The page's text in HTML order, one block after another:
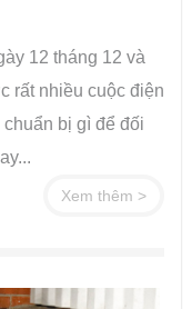
12 tháng 12 và
rất nhiều cuộc điện
bị gì để đối
Xem thêm >